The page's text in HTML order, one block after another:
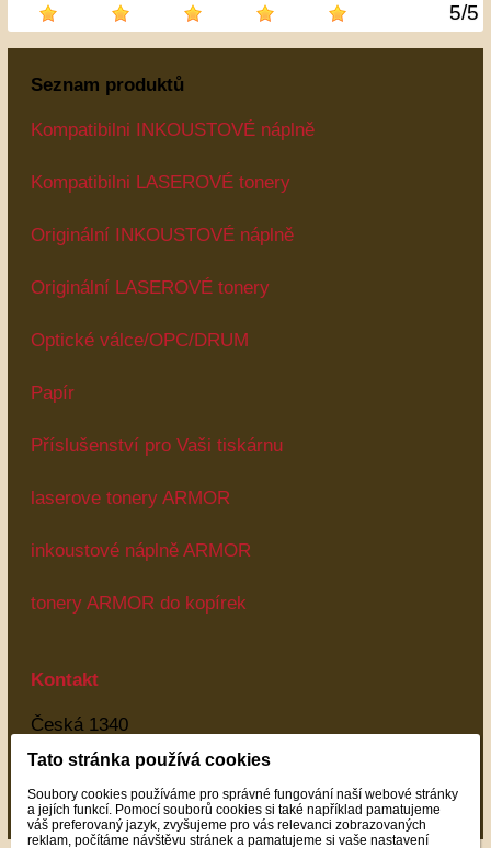
5/5
Seznam produktů
Kompatibilni INKOUSTOVÉ náplně
Kompatibilni LASEROVÉ tonery
Originální INKOUSTOVÉ náplně
Originální LASEROVÉ tonery
Optické válce/OPC/DRUM
Papír
Příslušenství pro Vaši tiskárnu
laserove tonery ARMOR
inkoustové náplně ARMOR
tonery ARMOR do kopírek
Kontakt
Česká 1340
Most
Most
Tato stránka používá cookies
Soubory cookies používáme pro správné fungování naší webové stránky
a jejích funkcí. Pomocí souborů cookies si také například pamatujeme
váš preferovaný jazyk, zvyšujeme pro vás relevanci zobrazovaných
reklam, počítáme návštěvu stránek a pamatujeme si vaše nastavení